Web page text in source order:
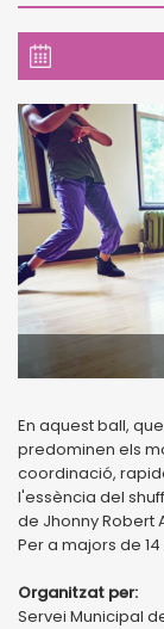
En aquest ball,
predominen els
coordinació,
l'essència del
de Jhonny Robert
Per a majors de 14
Organitzat per:
Servei Municipal